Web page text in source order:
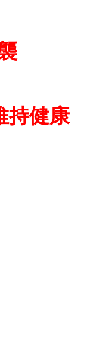
持健康